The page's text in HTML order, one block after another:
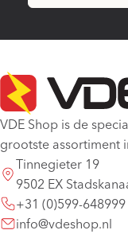
VDE Shop is de
grootste assortiment
Tinnegieter 19
9502 EX
+31 (0)599-648999
info@vdeshop.nl